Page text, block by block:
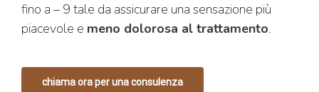
fino a – 9 tale da assicurare una sensazione più
piacevole e meno dolorosa al trattamento.
chiama ora per una consulenza